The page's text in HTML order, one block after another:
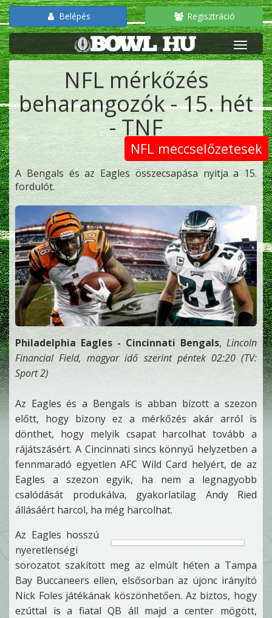
Belépés Regisztráció
NFL mérkőzés
beharangozók - 15. hét
- TNF
NFL meccselőzetesek
A Bengals és az Eagles összecsapása nyitja a 15.
fordulót.
Philadelphia Eagles - Cincinnati Bengals,Lincoln
Financial Field, magyar idő szerint péntek 02:20 (TV:
Sport 2)
Az Eagles és a Bengals is abban bízott a szezon
előtt, hogy bizony ez a mérkőzés akár arról is
dönthet, hogy melyik csapat harcolhat tovább a
rájátszásért. A Cincinnati sincs könnyű helyzetben a
fennmaradó egyetlen AFC Wild Card helyért, de az
Eagles a szezon egyik, ha nem a legnagyobb
csalódását produkálva, gyakorlatilag Andy Ried
állásáért harcol, ha még harcolhat.
Az Eagles hosszú
nyeretlenségi
sorozatot szakított meg az elmúlt héten a Tampa
Bay Buccaneers ellen, elsősorban az újonc irányító
Nick Foles játékának köszönhetően. Az biztos, hogy
ezúttal is a fiatal QB áll majd a center mögött,